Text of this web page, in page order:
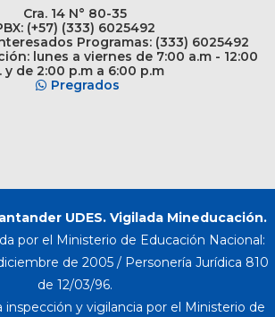
Cra. 14 N° 80-35
(+57) (333) 6025492
Programas: (333) 6025492
lunes a viernes de 7:00 a.m - 12:00
y de 2:00 p.m a 6:00 p.m
Pregrados
UDES. Vigilada Mineducación.
por el Ministerio de Educación Nacional:
de 2005 / Personería Jurídica 810
de 12/03/96.
inspección y vigilancia por el Ministerio de